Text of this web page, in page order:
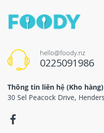
hello@foody.nz
0225091986
Thông tin liên hệ (Kho hàng)
30 Sel Peacock Drive,